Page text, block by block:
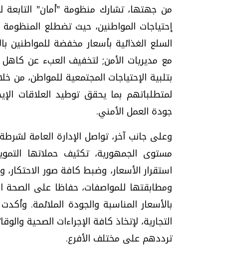
من جهتها، تشارك منظومة "أمان" التابعة
إحتياجات المواطنين، حيث تضطلع المنظومة
السلع الغذائية بأسعار مخفضة للمواطنين
مع مديريات الأمن; لتخفيف العبء عن كاهل
بتلبية الإحتياجات المجتمعية للمواطن، من
لمتطلباتهم بما يحقق توطيد العلاقات
جودة العمل الأمني.
وعلى جانب آخر، تواصل الإدارة العامة
مستوى الجمهورية، تكثيف حملاتها
استقرار الأسعار، وضبط كافة صور
ومطابقتها للمواصفات، حفاظا على الصحة
بالأسعار المناسبة والجودة الملائمة.
التجارية، لإتخاذ كافة الإجراءات الصحية
ترددهم على مختلف الأفرع.